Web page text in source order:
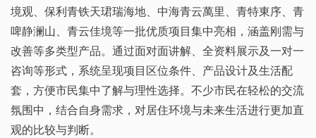
境观、保利青铁天珺瑞海地、中海青云萬里、青特東序、青
啤静澜山、青云佳境等一批优质项目集中亮相，涵盖刚需与
改善等多类型产品。通过面对面讲解、全资料展示及一对一
咨询等形式，系统呈现项目区位条件、产品设计及生活配
套，方便市民集中了解与理性选择。不少市民在轻松的交流
氛围中，结合自身需求，对居住环境与未来生活进行更加直
观的比较与判断。